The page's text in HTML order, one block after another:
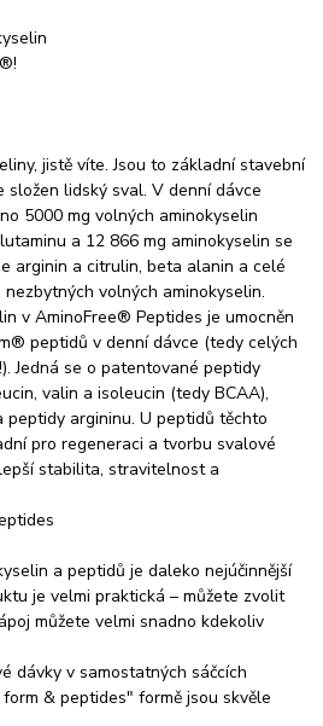
jistě víte. Jsou to základní stavební
lidský sval. V denní dávce
5000 mg volných aminokyselin
a 12 866 mg aminokyselin se
arginin a citrulin, beta alanin a celé
volných aminokyselin.
v AminoFree® Peptides je umocněn
peptidů v denní dávce (tedy celých
Jedná se o patentované peptidy
valin a isoleucin (tedy BCAA),
argininu. U peptidů těchto
pro regeneraci a tvorbu svalové
stabilita, stravitelnost a
a peptidů je daleko nejúčinnější
je velmi praktická – můžete zvolit
můžete velmi snadno kdekoliv
dávky v samostatných sáčcích
& peptides" formě jsou skvěle